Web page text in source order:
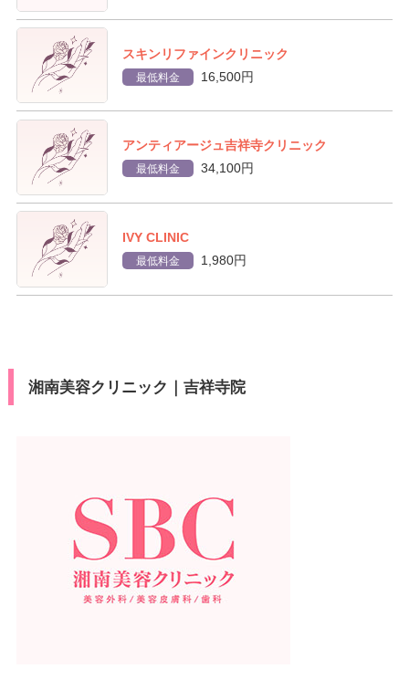
スキンリファインクリニック
最低料金 16,500円
アンティアージュ吉祥寺クリニック
最低料金 34,100円
IVY CLINIC
最低料金 1,980円
湘南美容クリニック｜吉祥寺院